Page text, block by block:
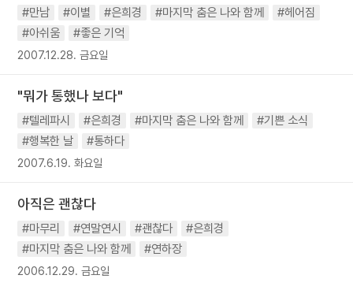
#만남 #이별 #은희경 #마지막 춤은 나와 함께
#헤어짐
#아쉬움
#좋은 기억
2007.12.28. 금요일
"뭐가 통했나 보다"
#텔레파시 #은희경 #마지막 춤은 나와 함께
#기쁜 소식
#행복한 날
#통하다
2007.6.19. 화요일
아직은 괜찮다
#마무리 #연말연시 #괜찮다
#은희경
#마지막 춤은 나와 함께
#연하장
2006.12.29. 금요일